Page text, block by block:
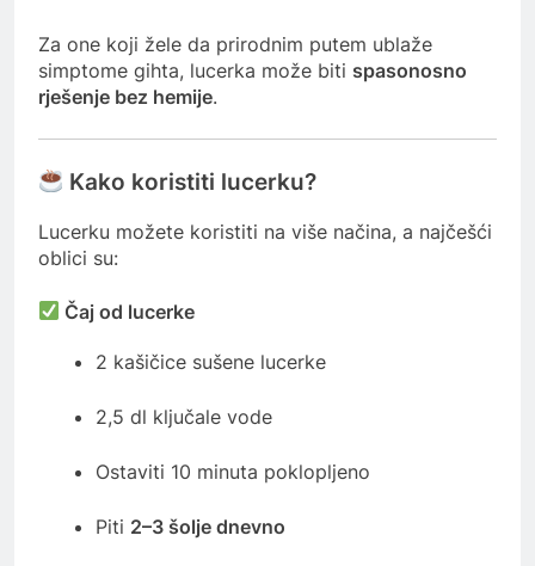
Za one koji žele da prirodnim putem ublaže
simptome gihta, lucerka može biti spasonosno
rješenje bez hemije.
Kako koristiti lucerku?
Lucerku možete koristiti na više načina, a najčešći
oblici su:
Čaj od lucerke
2 kašičice sušene lucerke
2,5 dl ključale vode
Ostaviti 10 minuta poklopljeno
Piti 2–3 šolje dnevno